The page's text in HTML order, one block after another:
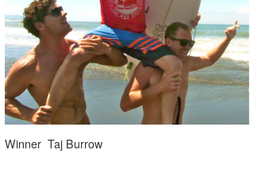
Winner Taj Burrow